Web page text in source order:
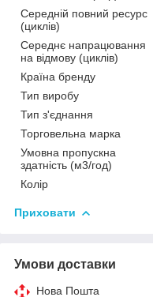
Середній повний ресурс
(циклів)
Середнє напрацювання
на відмову (циклів)
Країна бренду
Тип виробу
Тип з'єднання
Торговельна марка
Умовна пропускна
здатність (м3/год)
Колір
Приховати
Умови доставки
Нова Пошта